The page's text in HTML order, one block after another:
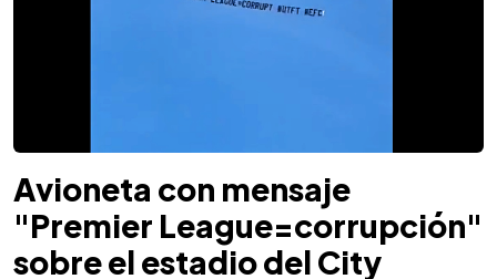
Avioneta con mensaje
"Premier League=corrupción"
sobre el estadio del City